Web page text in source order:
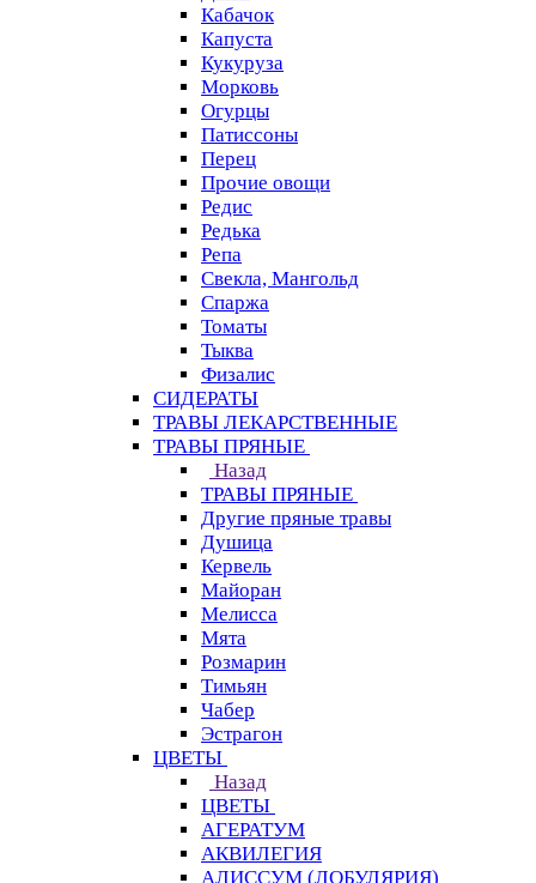
Кабачок
Капуста
Кукуруза
Морковь
Огурцы
Патиссоны
Перец
Прочие овощи
Редис
Редька
Репа
Свекла, Мангольд
Спаржа
Томаты
Тыква
Физалис
СИДЕРАТЫ
ТРАВЫ ЛЕКАРСТВЕННЫЕ
ТРАВЫ ПРЯНЫЕ
Назад
ТРАВЫ ПРЯНЫЕ
Другие пряные травы
Душица
Кервель
Майоран
Мелисса
Мята
Розмарин
Тимьян
Чабер
Эстрагон
ЦВЕТЫ
Назад
ЦВЕТЫ
АГЕРАТУМ
АКВИЛЕГИЯ
АЛИССУМ (ЛОБУЛЯРИЯ)